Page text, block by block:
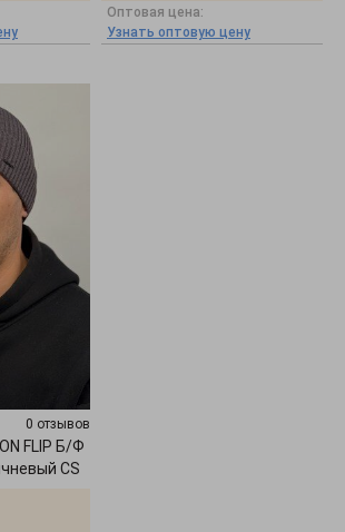
Оптовая цена:
Узнать оптовую цену
0 отзывов
FLIP Б/Ф
CS